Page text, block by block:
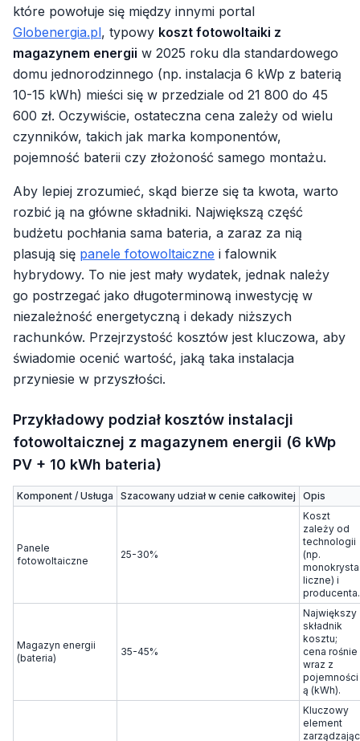
które powołuje się między innymi portal
Globenergia.pl, typowy koszt fotowoltaiki z
magazynem energii w 2025 roku dla standardowego
domu jednorodzinnego (np. instalacja 6 kWp z baterią
10-15 kWh) mieści się w przedziale od 21 800 do 45
600 zł. Oczywiście, ostateczna cena zależy od wielu
czynników, takich jak marka komponentów,
pojemność baterii czy złożoność samego montażu.
Aby lepiej zrozumieć, skąd bierze się ta kwota, warto
rozbić ją na główne składniki. Największą część
budżetu pochłania sama bateria, a zaraz za nią
plasują się panele fotowoltaiczne i falownik
hybrydowy. To nie jest mały wydatek, jednak należy
go postrzegać jako długoterminową inwestycję w
niezależność energetyczną i dekady niższych
rachunków. Przejrzystość kosztów jest kluczowa, aby
świadomie ocenić wartość, jaką taka instalacja
przyniesie w przyszłości.
Przykładowy podział kosztów instalacji
fotowoltaicznej z magazynem energii (6 kWp
PV + 10 kWh bateria)
Komponent / Usługa Szacowany udział w cenie całkowitej Opis
Panele
fotowoltaiczne
25-30%
Koszt
zależy od
technologii
(np.
monokrysta
liczne) i
producenta.
Magazyn energii
(bateria)
35-45%
Największy
składnik
kosztu;
cena rośnie
wraz z
pojemności
ą (kWh).
Kluczowy
element
zarządzając